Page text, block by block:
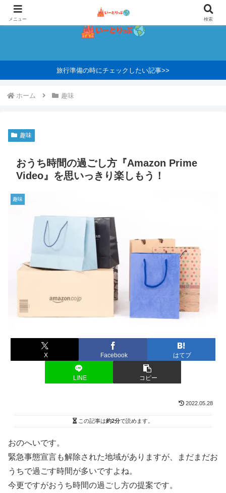
旅行準備の時にチェックしたい記事>>
ホーム 趣味
趣味
おうち時間の過ごし方『Amazon Prime
Video』を思いっきり楽しもう！
趣味
X Facebook はてブ
LINE コピー
2022.05.28
この記事は約2分で読めます。
おのへいです。
緊急事態宣言も解除された地域がありますが、まだまだお
うちで過ごす時間が多いですよね。
今更ですがおうち時間の過ごし方の提案です。
メニュー 検索